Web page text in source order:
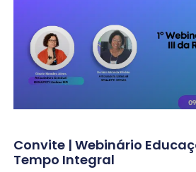
Convite | Webinário
Tempo Integral